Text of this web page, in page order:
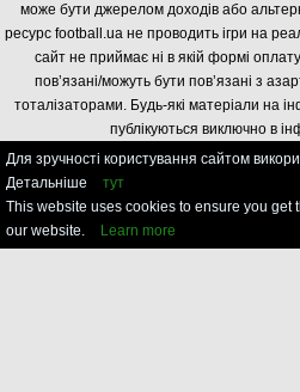
може бути джерелом доходів або
ресурс football.ua не проводить ігри на
сайт не приймає ні в якій формі
пов’язані/можуть бути пов’язані з
тоталізаторами. Будь-які матеріали на
публікуються виключно в
Для зручності користування сайтом
Детальніше
тут
This website uses cookies to ensure you get
our website.
Learn more